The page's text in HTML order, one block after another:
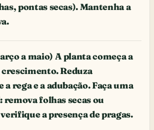
pontas secas). Mantenha a
a maio) A planta começa a
Reduza
rega e a adubação. Faça uma
remova folhas secas ou
a presença de pragas.